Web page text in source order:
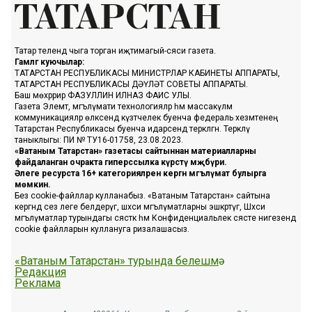
Татар телендә чыга торган иҗтимагый-сәяси газета.
Гамәлгә куючылар:
ТАТАРСТАН РЕСПУБЛИКАСЫ МИНИСТРЛАР КАБИНЕТЫ АППАРАТЫ,
ТАТАРСТАН РЕСПУБЛИКАСЫ ДӘҮЛӘТ СОВЕТЫ АППАРАТЫ.
Баш мөхәррир ФАЗУЛЛИН ИЛНАЗ ФАИС УЛЫ.
Газета Элемтә, мәгълүмати технологияләр һәм массакүләм
коммуникацияләр өлкәсендә күзәтчелек буенча федераль хезмәтенең
Татарстан Республикасы буенча идарәсендә теркәлгән. Теркәлү
таныклыгы: ПИ № ТУ16-01758, 23.08.2023.
«Ватаным Татарстан» газетасы сайтыннан материалларны
файдаланган очракта гиперссылка күрсәтү мәҗбүри.
Әлеге ресурста 16+ категорияләренә кергән мәгълүмат булырга
мөмкин.
Без cookie-файллар кулланабыз. «Ватаным Татарстан» сайтына
кергәндә сез әлеге белдерүгә, шәхси мәгълүматларны эшкәртүгә, Шәхси
мәгълүматлар турындагы сәясәткә һәм Конфиденциальлек сәясәте нигезендә
cookie файлларын куллануга ризалашасыз.
«Ватаным Татарстан» турында белешмә
Редакция
Реклама